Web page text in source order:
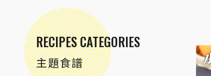
RECIPES CATEGORIES
主題食譜